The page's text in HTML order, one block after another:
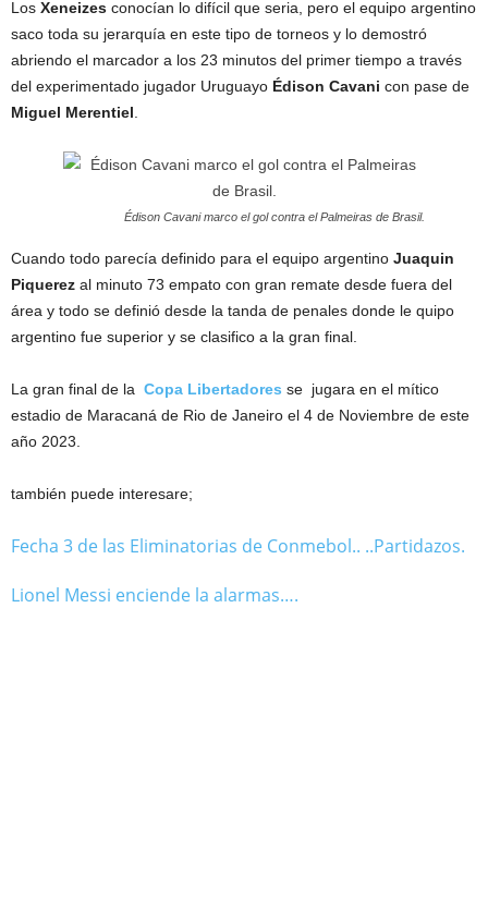
Los Xeneizes conocían lo difícil que seria, pero el equipo argentino
saco toda su jerarquía en este tipo de torneos y lo demostró
abriendo el marcador a los 23 minutos del primer tiempo a través
del experimentado jugador Uruguayo Édison Cavani con pase de
Miguel Merentiel
Édison Cavani marco el gol contra el Palmeiras de Brasil.
Cuando todo parecía definido para el equipo argentino Juaquin
Piquerez al minuto 73 empato con gran remate desde fuera del
área y todo se definió desde la tanda de penales donde le quipo
argentino fue superior y se clasifico a la gran final.
La gran final de la Copa Libertadores se jugara en el mítico
estadio de Maracaná de Rio de Janeiro el 4 de Noviembre de este
año 2023.
también puede interesare;
Fecha 3 de las Eliminatorias de Conmebol.. ..Partidazos.
Lionel Messi enciende la alarmas….